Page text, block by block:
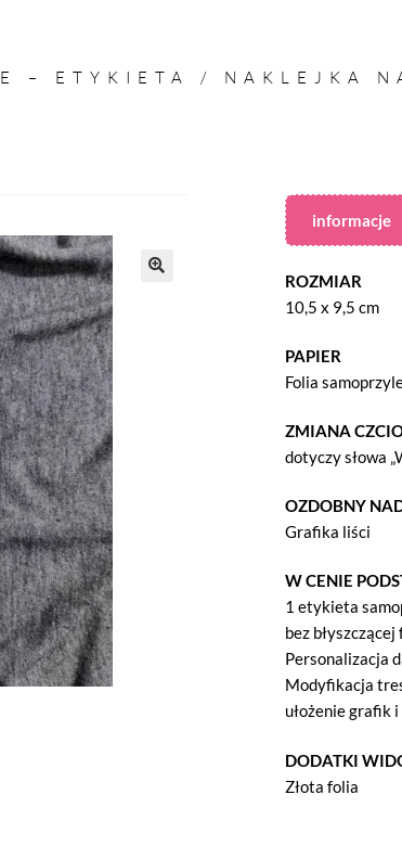
– ETYKIETA / NAKLEJKA
informacje
ROZMIAR
10,5 x 9,5 cm
PAPIER
Folia
ZMIANA
dotyczy słowa
OZDOBNY
Grafika liści
W CENIE
1 etykieta
bez błyszczącej
Personalizacja
Modyfikacja
ułożenie grafik
DODATKI
Złota folia